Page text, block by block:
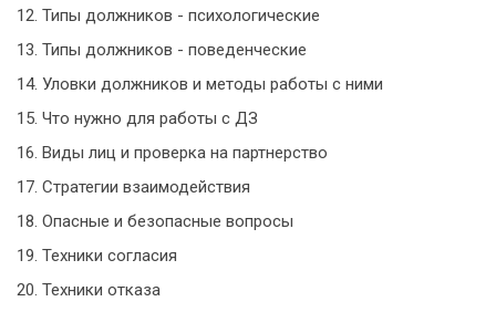
12. Типы должников - психологические
13. Типы должников - поведенческие
14. Уловки должников и методы работы с ними
15. Что нужно для работы с ДЗ
16. Виды лиц и проверка на партнерство
17. Стратегии взаимодействия
18. Опасные и безопасные вопросы
19. Техники согласия
20. Техники отказа